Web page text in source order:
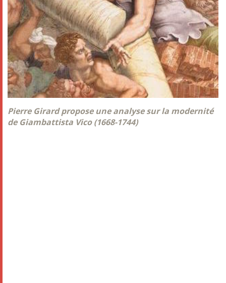
Pierre Girard propose une analyse sur la modernité
de Giambattista Vico (1668-1744)